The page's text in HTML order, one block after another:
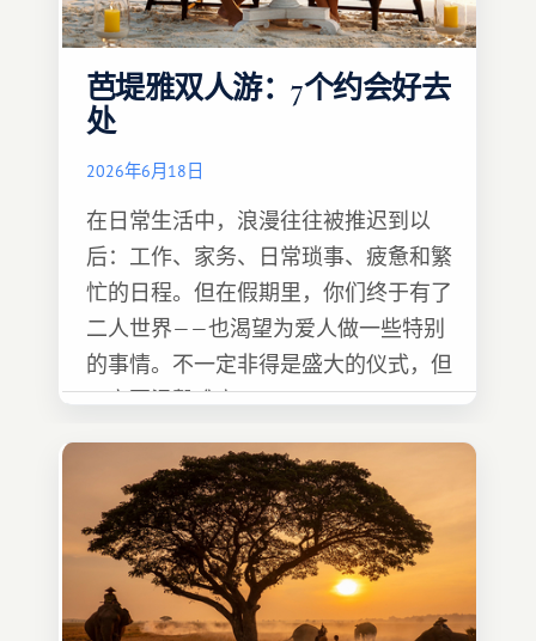
芭堤雅双人游：7个约会好去
处
2026年6月18日
在日常生活中，浪漫往往被推迟到以
后：工作、家务、日常琐事、疲惫和繁
忙的日程。但在假期里，你们终于有了
二人世界——也渴望为爱人做一些特别
的事情。不一定非得是盛大的仪式，但
一定要温馨难忘 :)